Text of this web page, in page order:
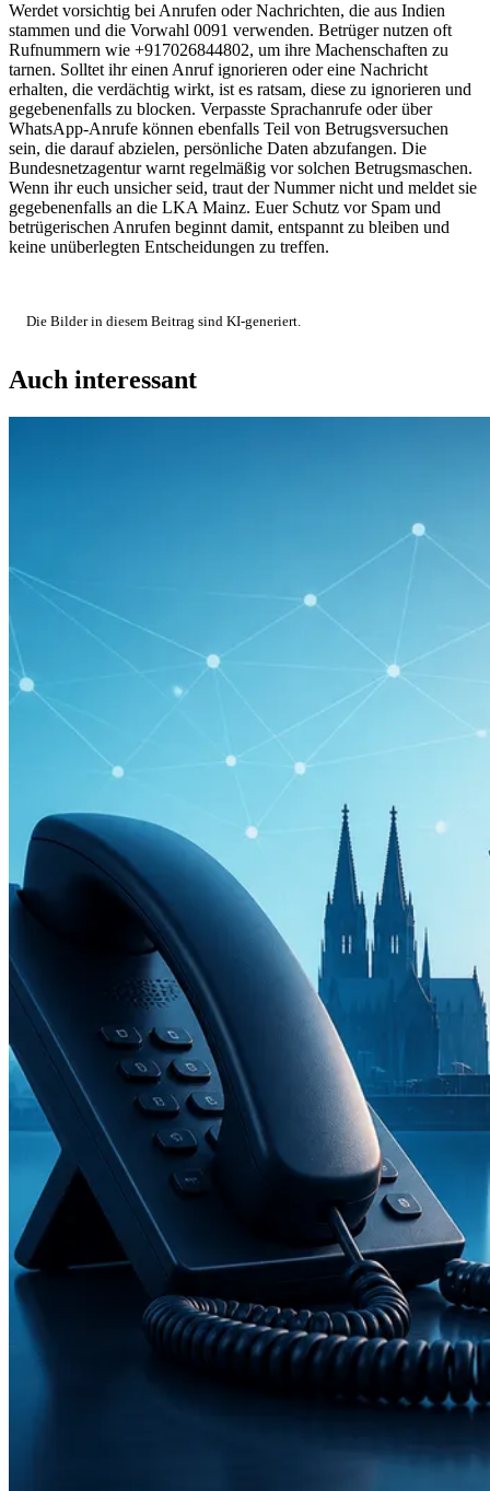
Werdet vorsichtig bei Anrufen oder Nachrichten, die aus Indien
stammen und die Vorwahl 0091 verwenden. Betrüger nutzen oft
Rufnummern wie +917026844802, um ihre Machenschaften zu
tarnen. Solltet ihr einen Anruf ignorieren oder eine Nachricht
erhalten, die verdächtig wirkt, ist es ratsam, diese zu ignorieren und
gegebenenfalls zu blocken. Verpasste Sprachanrufe oder über
WhatsApp-Anrufe können ebenfalls Teil von Betrugsversuchen
sein, die darauf abzielen, persönliche Daten abzufangen. Die
Bundesnetzagentur warnt regelmäßig vor solchen Betrugsmaschen.
Wenn ihr euch unsicher seid, traut der Nummer nicht und meldet sie
gegebenenfalls an die LKA Mainz. Euer Schutz vor Spam und
betrügerischen Anrufen beginnt damit, entspannt zu bleiben und
keine unüberlegten Entscheidungen zu treffen.
Die Bilder in diesem Beitrag sind KI-generiert.
Auch interessant